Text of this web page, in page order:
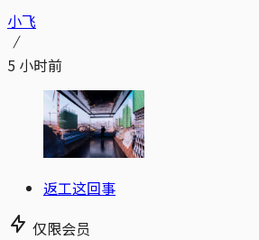
小飞
5 小时前
返工这回事
仅限会员